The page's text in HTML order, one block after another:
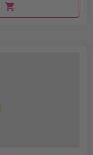
shopping_cart